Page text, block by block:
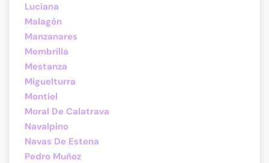
Luciana
Malagón
Manzanares
Membrilla
Mestanza
Miguelturra
Montiel
Moral De Calatrava
Navalpino
Navas De Estena
Pedro Muñoz